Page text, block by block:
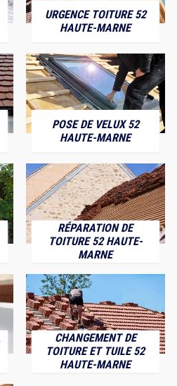
URGENCE TOITURE 52
HAUTE-MARNE
POSE DE VELUX 52
HAUTE-MARNE
RÉPARATION DE
TOITURE 52 HAUTE-
MARNE
CHANGEMENT DE
TOITURE ET TUILE 52
HAUTE-MARNE